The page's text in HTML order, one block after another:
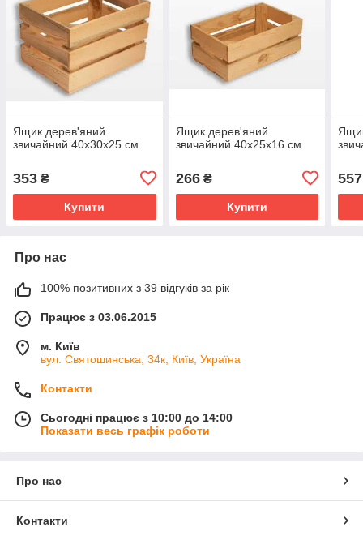
Ящик дерев'яний
звичайний 40x30x25 см
353 ₴
Купити
Ящик дерев'яний
звичайний 40x25x16 см
266₴
Купити
557
Про нас
100% позитивних з 39 відгуків за рік
Працює з 03.06.2015
м. Київ
вул. Святошинська, 34к, Київ, Україна
Контакти
Сьогодні працює з 10:00 до 14:00
Показати весь графік роботи
Про нас
Контакти